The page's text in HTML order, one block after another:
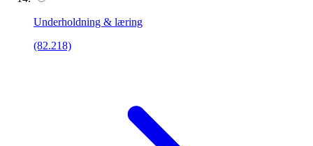
Underholdning & læring
(82.218)